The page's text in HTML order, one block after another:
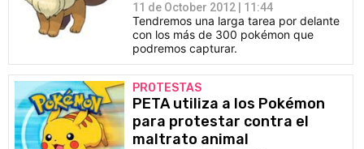
11 de October 2012 | 11:44
Tendremos una larga tarea por delante
con los más de 300 pokémon que
podremos capturar.
PROTESTAS
PETA utiliza a los Pokémon
para protestar contra el
maltrato animal